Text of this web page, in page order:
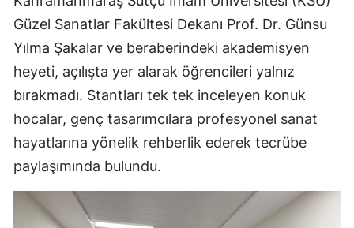
Güzel Sanatlar Fakültesi Dekanı Prof. Dr. Günsu
Yılma Şakalar ve beraberindeki akademisyen
heyeti, açılışta yer alarak öğrencileri yalnız
bırakmadı. Stantları tek tek inceleyen konuk
hocalar, genç tasarımcılara profesyonel sanat
hayatlarına yönelik rehberlik ederek tecrübe
paylaşımında bulundu.